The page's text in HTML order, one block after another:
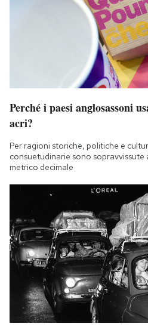
Perché i paesi anglosassoni
acri?
Per ragioni storiche, politiche e
consuetudinarie sono sopravvissute
metrico decimale